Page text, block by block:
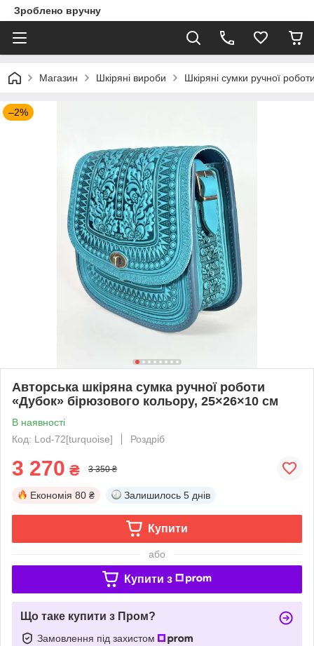
Зроблено вручну
Магазин Шкіряні вироби Шкіряні сумки ручної
–2%
Авторська шкіряна сумка ручної роботи
«Дубок» бірюзового кольору, 25×26×10 см
В наявності
Код: Lod-72[turquoise]
Роздріб
3 270 ₴ 3 350 ₴
Економія 80 ₴ Залишилось 5 днів
Купити
або
Купити з
Що таке купити з Пром?
Замовлення під захистом